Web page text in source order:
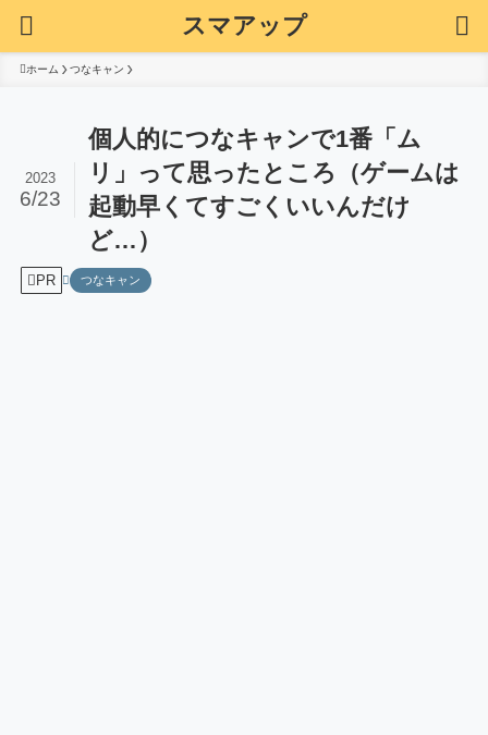
スマアップ
ホーム つなキャン
個人的につなキャンで1番「ム
リ」って思ったところ（ゲームは
起動早くてすごくいいんだけ
ど…）
2023
6/23
PR つなキャン